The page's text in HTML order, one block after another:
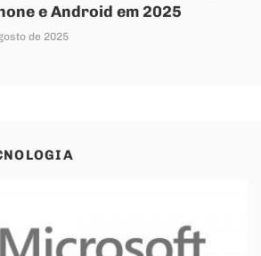
e Android em 2025
de 2025